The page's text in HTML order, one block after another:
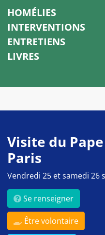
HOMÉLIES
INTERVENTIONS
ENTRETIENS
LIVRES
Visite du
Paris
Vendredi 25 et samedi 26
Se renseigner
Être volontaire